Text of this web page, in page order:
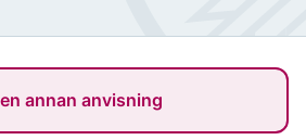
annan anvisning